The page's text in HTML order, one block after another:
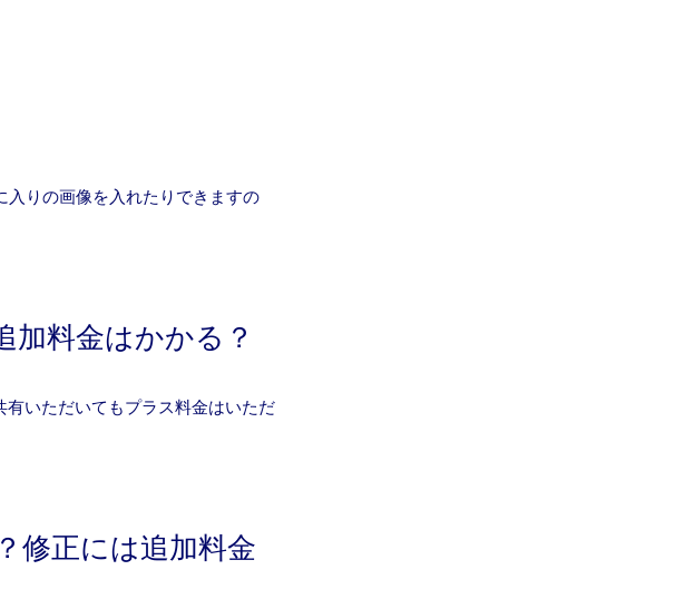
入りの画像を入れたりできますの
加料金はかかる？
いただいてもプラス料金はいただ
修正には追加料金